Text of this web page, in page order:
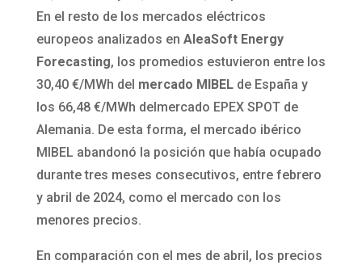
En el resto de los mercados eléctricos
europeos analizados en AleaSoft Energy
Forecasting, los promedios estuvieron entre los
30,40 €/MWh del mercado MIBELde España y
los 66,48 €/MWh delmercado EPEX SPOT de
Alemania. De esta forma, el mercado ibérico
MIBEL abandonó la posición que había ocupado
durante tres meses consecutivos, entre febrero
y abril de 2024, como el mercado con los
menores precios.
En comparación con el mes de abril, los precios